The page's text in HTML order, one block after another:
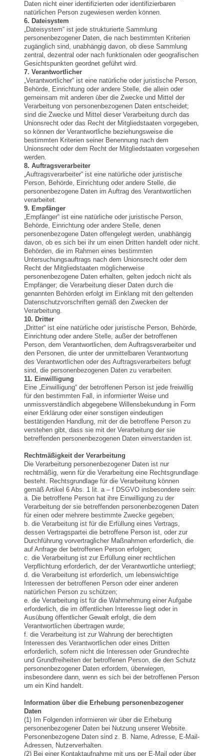
Daten nicht einer identifizierten oder identifizierbaren
natürlichen Person zugewiesen werden können.
6. Dateisystem
„Dateisystem“ ist jede strukturierte Sammlung
personenbezogener Daten, die nach bestimmten Kriterien
zugänglich sind, unabhängig davon, ob diese Sammlung
zentral, dezentral oder nach funktionalen oder geografischen
Gesichtspunkten geordnet geführt wird.
7. Verantwortlicher
„Verantwortlicher“ ist eine natürliche oder juristische Person,
Behörde, Einrichtung oder andere Stelle, die allein oder
gemeinsam mit anderen über die Zwecke und Mittel der
Verarbeitung von personenbezogenen Daten entscheidet;
sind die Zwecke und Mittel dieser Verarbeitung durch das
Unionsrecht oder das Recht der Mitgliedstaaten vorgegeben,
so können der Verantwortliche beziehungsweise die
bestimmten Kriterien seiner Benennung nach dem
Unionsrecht oder dem Recht der Mitgliedstaaten vorgesehen
werden.
8. Auftragsverarbeiter
„Auftragsverarbeiter“ ist eine natürliche oder juristische
Person, Behörde, Einrichtung oder andere Stelle, die
personenbezogene Daten im Auftrag des Verantwortlichen
verarbeitet.
9. Empfänger
„Empfänger“ ist eine natürliche oder juristische Person,
Behörde, Einrichtung oder andere Stelle, denen
personenbezogene Daten offengelegt werden, unabhängig
davon, ob es sich bei ihr um einen Dritten handelt oder nicht.
Behörden, die im Rahmen eines bestimmten
Untersuchungsauftrags nach dem Unionsrecht oder dem
Recht der Mitgliedstaaten möglicherweise
personenbezogene Daten erhalten, gelten jedoch nicht als
Empfänger; die Verarbeitung dieser Daten durch die
genannten Behörden erfolgt im Einklang mit den geltenden
Datenschutzvorschriften gemäß den Zwecken der
Verarbeitung.
10. Dritter
„Dritter“ ist eine natürliche oder juristische Person, Behörde,
Einrichtung oder andere Stelle, außer der betroffenen
Person, dem Verantwortlichen, dem Auftragsverarbeiter und
den Personen, die unter der unmittelbaren Verantwortung
des Verantwortlichen oder des Auftragsverarbeiters befugt
sind, die personenbezogenen Daten zu verarbeiten.
11. Einwilligung
Eine „Einwilligung“ der betroffenen Person ist jede freiwillig
für den bestimmten Fall, in informierter Weise und
unmissverständlich abgegebene Willensbekundung in Form
einer Erklärung oder einer sonstigen eindeutigen
bestätigenden Handlung, mit der die betroffene Person zu
verstehen gibt, dass sie mit der Verarbeitung der sie
betreffenden personenbezogenen Daten einverstanden ist.
Rechtmäßigkeit der Verarbeitung
Die Verarbeitung personenbezogener Daten ist nur
rechtmäßig, wenn für die Verarbeitung eine Rechtsgrundlage
besteht. Rechtsgrundlage für die Verarbeitung können
gemäß Artikel 6 Abs. 1 lit. a – f DSGVO insbesondere sein:
a. Die betroffene Person hat ihre Einwilligung zu der
Verarbeitung der sie betreffenden personenbezogenen Daten
für einen oder mehrere bestimmte Zwecke gegeben;
b. die Verarbeitung ist für die Erfüllung eines Vertrags,
dessen Vertragspartei die betroffene Person ist, oder zur
Durchführung vorvertraglicher Maßnahmen erforderlich, die
auf Anfrage der betroffenen Person erfolgen;
c. die Verarbeitung ist zur Erfüllung einer rechtlichen
Verpflichtung erforderlich, der der Verantwortliche unterliegt;
d. die Verarbeitung ist erforderlich, um lebenswichtige
Interessen der betroffenen Person oder einer anderen
natürlichen Person zu schützen;
e. die Verarbeitung ist für die Wahrnehmung einer Aufgabe
erforderlich, die im öffentlichen Interesse liegt oder in
Ausübung öffentlicher Gewalt erfolgt, die dem
Verantwortlichen übertragen wurde;
f. die Verarbeitung ist zur Wahrung der berechtigten
Interessen des Verantwortlichen oder eines Dritten
erforderlich, sofern nicht die Interessen oder Grundrechte
und Grundfreiheiten der betroffenen Person, die den Schutz
personenbezogener Daten erfordern, überwiegen,
insbesondere dann, wenn es sich bei der betroffenen Person
um ein Kind handelt.
Information über die Erhebung personenbezogener
Daten
(1) Im Folgenden informieren wir über die Erhebung
personenbezogener Daten bei Nutzung unserer Website.
Personenbezogene Daten sind z. B. Name, Adresse, E-Mail-
Adressen, Nutzerverhalten.
(2) Bei einer Kontaktaufnahme mit uns per E-Mail oder über